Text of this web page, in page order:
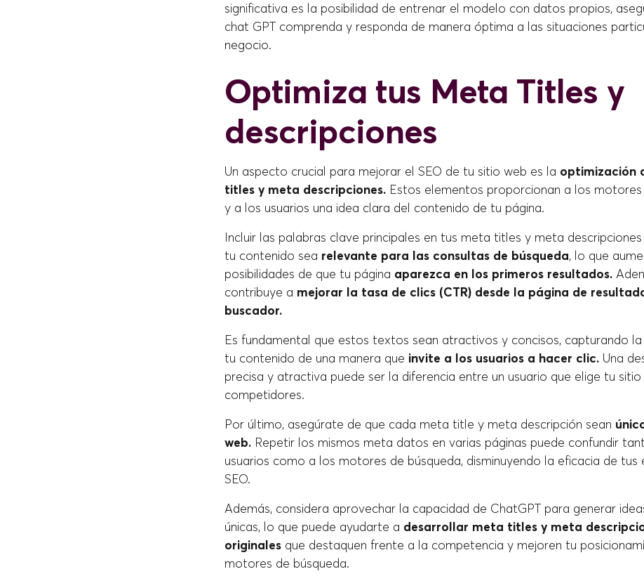
significativa es la posibilidad de entrenar el modelo con datos propios,
chat GPT comprenda y responda de manera óptima a las situaciones
negocio.
Optimiza tus Meta Titles y
descripciones
Un aspecto crucial para mejorar el SEO de tu sitio web es la optimización
titles y meta descripciones. Estos elementos proporcionan a los motores
y a los usuarios una idea clara del contenido de tu página.
Incluir las palabras clave principales en tus meta titles y meta
tu contenido sea relevante para las consultas de búsqueda, lo que
posibilidades de que tu página aparezca en los primeros resultados.
contribuye a mejorar la tasa de clics (CTR) desde la página de
buscador.
Es fundamental que estos textos sean atractivos y concisos, capturando la
tu contenido de una manera que invite a los usuarios a hacer clic. Una
precisa y atractiva puede ser la diferencia entre un usuario que elige tu
competidores.
Por último, asegúrate de que cada meta title y meta descripción sean
web. Repetir los mismos meta datos en varias páginas puede confundir
usuarios como a los motores de búsqueda, disminuyendo la eficacia de tus
SEO.
Además, considera aprovechar la capacidad de ChatGPT para generar
únicas, lo que puede ayudarte a desarrollar meta titles y meta
originales que destaquen frente a la competencia y mejoren tu
motores de búsqueda.